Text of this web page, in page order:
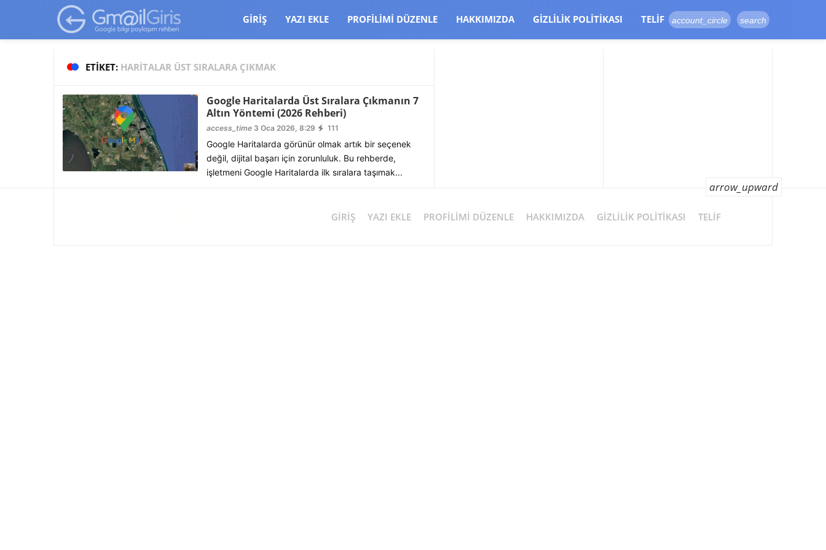
google-site-verification=vqSI0upH550kabR5X8xpjMYieaXmuBueYgCJBW3uetM
GIRIŞ YAZI EKLE PROFILIMI DÜZENLE HAKKIMIZDA GIZLILIK POLITIKASI TELIF account_circle search
ETIKET: HARITALAR ÜST SIRALARA ÇIKMAK
Google Haritalarda Üst Sıralara Çıkmanın 7
Altın Yöntemi (2026 Rehberi)
access_time 3 Oca 2026, 8:29 111
Google Haritalarda görünür olmak artık bir seçenek
değil, dijital başarı için zorunluluk. Bu rehberde,
işletmeni Google Haritalarda ilk sıralara taşımak...
GIRIŞ YAZI EKLE PROFILIMI DÜZENLE HAKKIMIZDA GIZLILIK POLITIKASI TELIF
arrow_upward